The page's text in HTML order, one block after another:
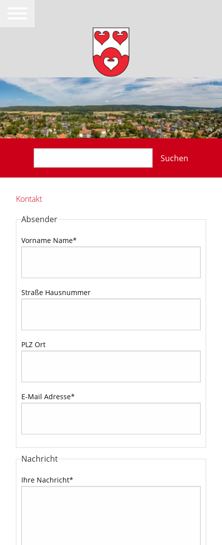
Suchen
Kontakt
Absender
Vorname Name*
Straße Hausnummer
PLZ Ort
E-Mail Adresse*
Nachricht
Ihre Nachricht*